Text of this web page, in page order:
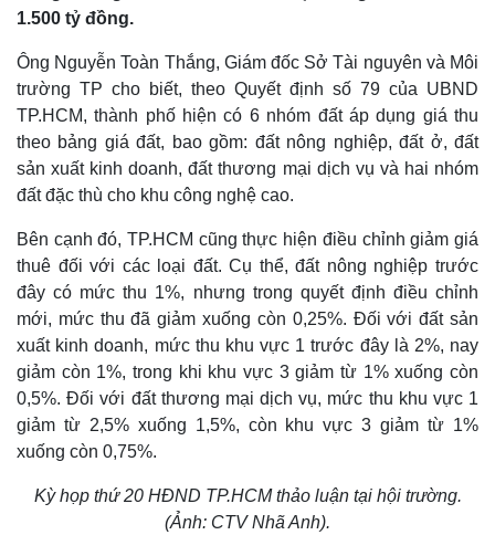
Thế giới
Quan sát
Cuộc sống đó đây
Hồ sơ
Multimedia
Video
Ảnh
Thị trường
1.500 tỷ đồng.
Ông Nguyễn Toàn Thắng, Giám đốc Sở Tài nguyên và Môi
trường TP cho biết, theo Quyết định số 79 của UBND
TP.HCM, thành phố hiện có 6 nhóm đất áp dụng giá thu
theo bảng giá đất, bao gồm: đất nông nghiệp, đất ở, đất
sản xuất kinh doanh, đất thương mại dịch vụ và hai nhóm
đất đặc thù cho khu công nghệ cao.
Bên cạnh đó, TP.HCM cũng thực hiện điều chỉnh giảm giá
thuê đối với các loại đất. Cụ thể, đất nông nghiệp trước
đây có mức thu 1%, nhưng trong quyết định điều chỉnh
mới, mức thu đã giảm xuống còn 0,25%. Đối với đất sản
xuất kinh doanh, mức thu khu vực 1 trước đây là 2%, nay
giảm còn 1%, trong khi khu vực 3 giảm từ 1% xuống còn
0,5%. Đối với đất thương mại dịch vụ, mức thu khu vực 1
giảm từ 2,5% xuống 1,5%, còn khu vực 3 giảm từ 1%
xuống còn 0,75%.
Kỳ họp thứ 20 HĐND TP.HCM thảo luận tại hội trường.
(Ảnh: CTV Nhã Anh).